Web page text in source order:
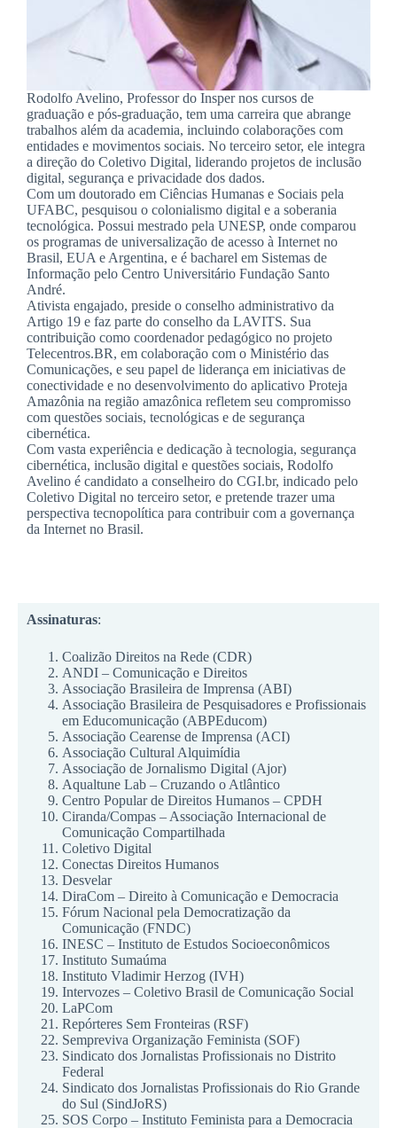
Rodolfo Avelino, Professor do Insper nos cursos de
graduação e pós-graduação, tem uma carreira que abrange
trabalhos além da academia, incluindo colaborações com
entidades e movimentos sociais. No terceiro setor, ele integra
a direção do Coletivo Digital, liderando projetos de inclusão
digital, segurança e privacidade dos dados.
Com um doutorado em Ciências Humanas e Sociais pela
UFABC, pesquisou o colonialismo digital e a soberania
tecnológica. Possui mestrado pela UNESP, onde comparou
os programas de universalização de acesso à Internet no
Brasil, EUA e Argentina, e é bacharel em Sistemas de
Informação pelo Centro Universitário Fundação Santo
André.
Ativista engajado, preside o conselho administrativo da
Artigo 19 e faz parte do conselho da LAVITS. Sua
contribuição como coordenador pedagógico no projeto
Telecentros.BR, em colaboração com o Ministério das
Comunicações, e seu papel de liderança em iniciativas de
conectividade e no desenvolvimento do aplicativo Proteja
Amazônia na região amazônica refletem seu compromisso
com questões sociais, tecnológicas e de segurança
cibernética.
Com vasta experiência e dedicação à tecnologia, segurança
cibernética, inclusão digital e questões sociais, Rodolfo
Avelino é candidato a conselheiro do CGI.br, indicado pelo
Coletivo Digital no terceiro setor, e pretende trazer uma
perspectiva tecnopolítica para contribuir com a governança
da Internet no Brasil.
Assinaturas:
Coalizão Direitos na Rede (CDR)
ANDI – Comunicação e Direitos
Associação Brasileira de Imprensa (ABI)
Associação Brasileira de Pesquisadores e Profissionais
em Educomunicação (ABPEducom)
Associação Cearense de Imprensa (ACI)
Associação Cultural Alquimídia
Associação de Jornalismo Digital (Ajor)
Aqualtune Lab – Cruzando o Atlântico
Centro Popular de Direitos Humanos – CPDH
Ciranda/Compas – Associação Internacional de
Comunicação Compartilhada
Coletivo Digital
Conectas Direitos Humanos
Desvelar
DiraCom – Direito à Comunicação e Democracia
Fórum Nacional pela Democratização da
Comunicação (FNDC)
INESC – Instituto de Estudos Socioeconômicos
Instituto Sumaúma
Instituto Vladimir Herzog (IVH)
Intervozes – Coletivo Brasil de Comunicação Social
LaPCom
Repórteres Sem Fronteiras (RSF)
Sempreviva Organização Feminista (SOF)
Sindicato dos Jornalistas Profissionais no Distrito
Federal
Sindicato dos Jornalistas Profissionais do Rio Grande
do Sul (SindJoRS)
SOS Corpo – Instituto Feminista para a Democracia